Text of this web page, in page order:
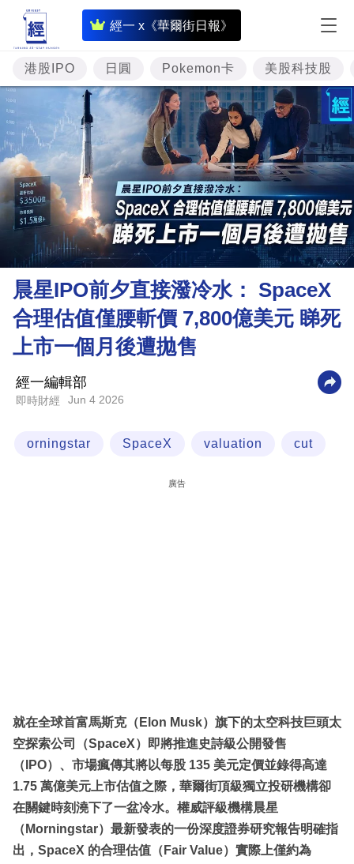
經一 x《華爾街日報》
即
時
財
經
專
題
投
樓
市
理
財
商
業
技
港股IPO 日圓 Pokemon卡 美股科技股
晨星IPO前夕直接潑冷水： SpaceX
合理估值僅腰斬價 7,800億美元 睇死
上市一個月後遭拋售
經一編輯部
即時財經 Jun 4 2026
orningstar SpaceX valuation cut
廣告
就在全球首富馬斯克（Elon Musk）旗下的太空科技巨頭太
空探索公司（SpaceX）即將推進史詩級公開發售
（IPO）、市場瘋傳其將以每股 135 美元定價並錄得高達
1.75 萬億美元上市估值之際，華爾街頂級獨立投研機構卻
在關鍵時刻澆下了一盆冷水。權威評級機構晨星
（Morningstar）最新發表的一份深度證券研究報告明確指
出，SpaceX 的合理估值（Fair Value）實際上僅約為